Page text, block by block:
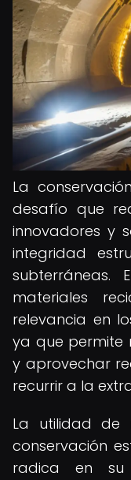
La
desafío que
innovadores y
integridad
subterráneas.
materiales
relevancia en
ya que permite
y aprovechar
recurrir a la
La utilidad de
conservación
radica en su